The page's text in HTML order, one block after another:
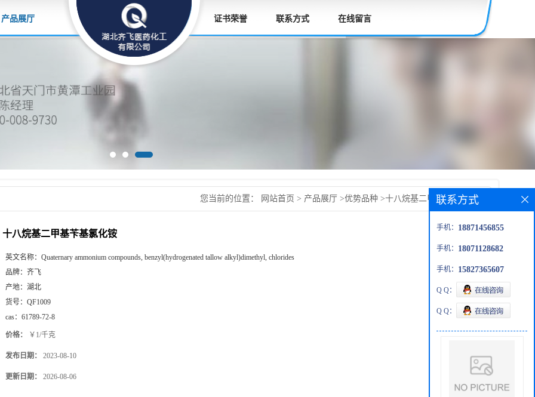
产品展厅 证书荣誉 联系方式 在线留言
您当前的位置： 网站首页 > 产品展厅 >优势品种 >十八烷基二甲基苄基氯化铵
十八烷基二甲基苄基氯化铵
英文名称： Quaternary ammonium compounds, benzyl(hydrogenated tallow alkyl)dimethyl, chlorides
品牌： 齐飞
产地： 湖北
货号： QF1009
cas： 61789-72-8
价格： ￥1/千克
发布日期： 2023-08-10
更新日期： 2026-08-06
联系方式
手机： 18871456855
手机： 18071128682
手机： 15827365607
Q Q：
Q Q：